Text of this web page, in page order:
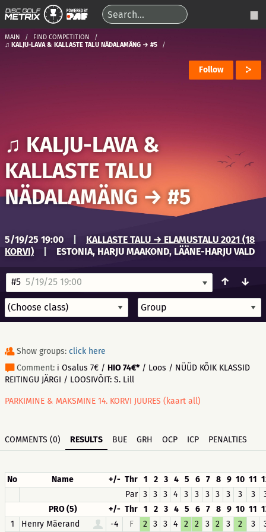
MAIN
FIND COMPETITION
♫ KALJU-LAVA & KALLASTE TALU NÄDALAMÄNG → #5
Follow
♫ KALJU-LAVA &
KALLASTE TALU
NÄDALAMÄNG→#5
5/19/25 19:00
KALLASTE TALU → ELAMUSTALU 2021 (18
KORVI)
ESTONIA, HARJU MAAKOND, LÄÄNE-HARJU VALD
#5 5/19/25 19:00 ↑ ↓
Show groups: click here
Comment: ℹ️ Osalus 7€ / HIO 74€* / Loos / NÜÜD KÕIK KLASSID
REITINGU JÄRGI / LOOSIVÕIT: S. Lill
PARKIMINE & MAKSMINE 14. KORVI JUURES (kaart all)
COMMENTS (0) RESULTS BUE GRH OCP ICP PENALTIES
No Name +/- Thr 1 2 3 4 5 6 7 8 9 10 11
Par 3 3 3 4 3 3 3 3 3 3 3
PRO (5)
+/- Thr 1 2 3 4 5 6 7 8 9 10 11
1
Henry Mäerand -4 F 2 3 3 4 2 2 3 2 3 2 3